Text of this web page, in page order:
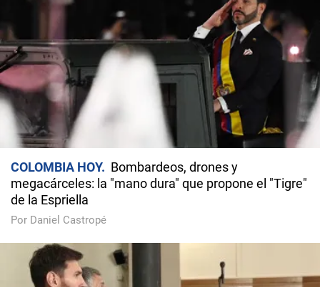
COLOMBIA HOY
Bombardeos, drones y
megacárceles: la "mano dura" que propone el "Tigre"
de la Espriella
Por Daniel Castropé